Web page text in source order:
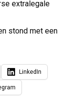
extralegale
stond met een
LinkedIn